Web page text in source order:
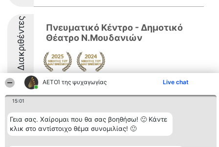
ΑΕΤΟΊ της ψυχαγωγίας Live chat
15:01
Γεια σας. Χαίρομαι που θα σας βοηθήσω! 🙂 Κάντε
κλικ στο αντίστοιχο θέμα συνομιλίας! 🙂
Διακριθέντες
Πνευματικό Κέντρο - Δημοτικό
Θέατρο Ν.Μουδανιών
8.6
Διοργανωτής της
κατάταξης
BEAUTIFUL COMPANY
Κατάταξη
Διακριθέντες
Λίστα όλων
Επικοινωνία